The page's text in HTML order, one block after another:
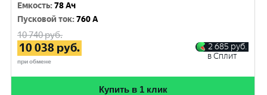
Емкость:78 Ач
Пусковой ток:760 A
10 740руб.
10 038 руб.
при обмене
2 685 руб.
в Сплит
Купить в 1 клик